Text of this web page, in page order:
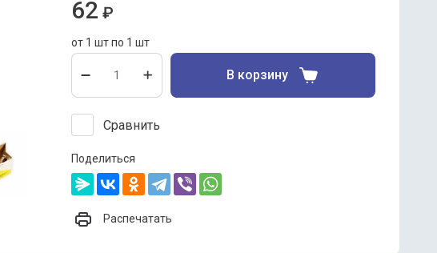
62 ₽
от 1 шт по 1 шт
В корзину
Сравнить
Поделиться
Распечатать